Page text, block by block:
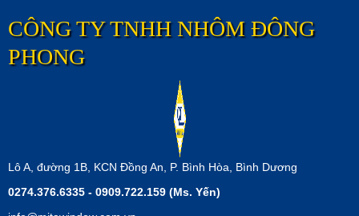
CÔNG TY TNHH NHÔM ĐÔNG
PHONG
Lô A, đường 1B, KCN Đồng An, P. Bình Hòa, Bình Dương
0274.376.6335 - 0909.722.159 (Ms. Yến)